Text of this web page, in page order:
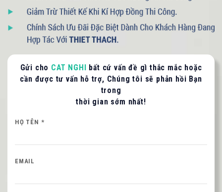
Gửi cho CAT NGHI bất cứ vấn đề gì thắc mắc hoặc
cần được tư vấn hỗ trợ, Chúng tôi sẽ phản hồi Bạn
trong
thời gian sớm nhất!
HỌ TÊN *
EMAIL
Quý khách vui lòng cung cấp thông tin để CAT
NGHI liên hệ hỗ trợ nhanh nhất.
HỌ VÀ TÊN QUÝ KHÁCH